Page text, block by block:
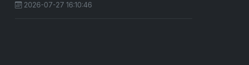
2026-07-27 16:10:46